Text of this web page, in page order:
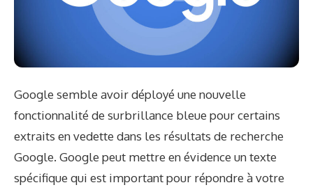
Google semble avoir déployé une nouvelle
fonctionnalité de surbrillance bleue pour certains
extraits en vedette dans les résultats de recherche
Google. Google peut mettre en évidence un texte
spécifique qui est important pour répondre à votre